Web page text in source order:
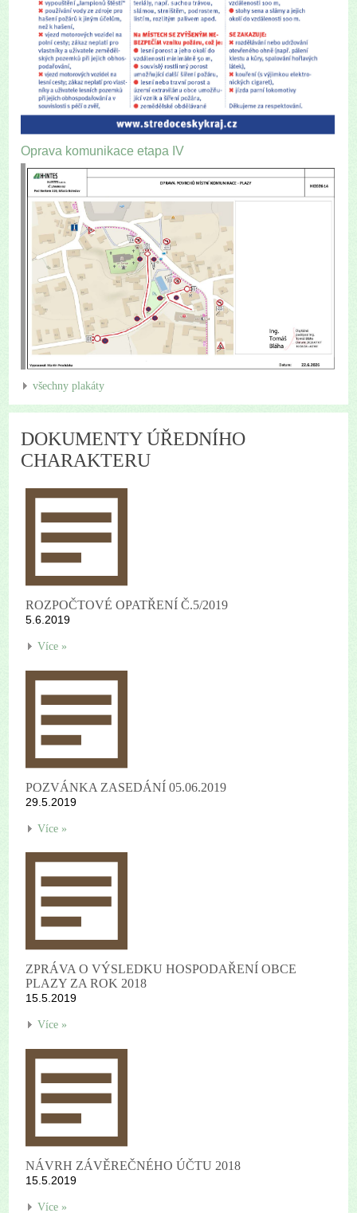
Oprava komunikace etapa IV
všechny plakáty
DOKUMENTY ÚŘEDNÍHO
CHARAKTERU
ROZPOČTOVÉ OPATŘENÍ Č.5/2019
5.6.2019
Více »
POZVÁNKA ZASEDÁNÍ 05.06.2019
29.5.2019
Více »
ZPRÁVA O VÝSLEDKU HOSPODAŘENÍ OBCE
PLAZY ZA ROK 2018
15.5.2019
Více »
NÁVRH ZÁVĚREČNÉHO ÚČTU 2018
15.5.2019
Více »